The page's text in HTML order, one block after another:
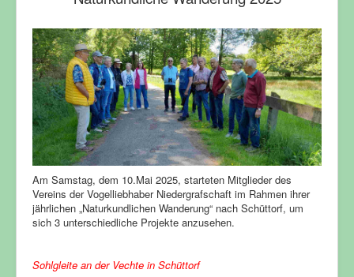
Am Samstag, dem 10.Mai 2025, starteten Mitglieder des
Vereins der Vogelliebhaber Niedergrafschaft im Rahmen ihrer
jährlichen „Naturkundlichen Wanderung“ nach Schüttorf, um
sich 3 unterschiedliche Projekte anzusehen.
Sohlgleite an der Vechte in Schüttorf